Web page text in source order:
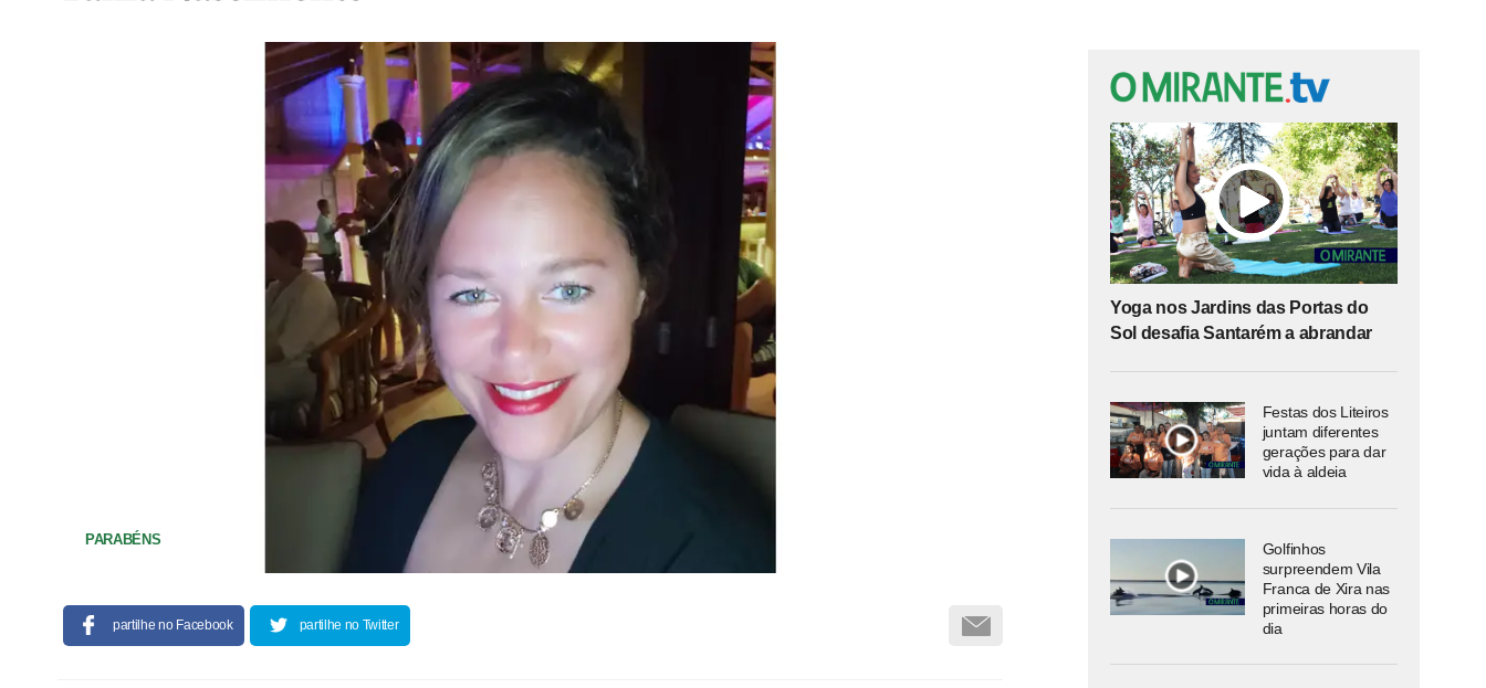
PARABÉNS
partilhe no Facebook partilhe no Twitter
Yoga nos Jardins das Portas do
Sol desafia Santarém a abrandar
Festas dos Liteiros
juntam diferentes
gerações para dar
vida à aldeia
Golfinhos
surpreendem Vila
Franca de Xira nas
primeiras horas do
dia